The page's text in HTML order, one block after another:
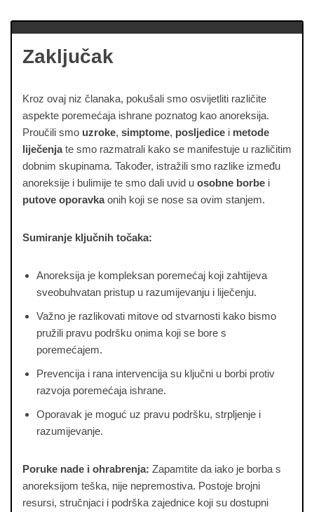
Zaključak
Kroz ovaj niz članaka, pokušali smo osvijetliti različite
aspekte poremećaja ishrane poznatog kao anoreksija.
Proučili smo uzroke, simptome, posljedice i metode
liječenjate smo razmatrali kako se manifestuje u različitim
dobnim skupinama. Također, istražili smo razlike između
anoreksije i bulimije te smo dali uvid u osobne borbe i
putove oporavkaonih koji se nose sa ovim stanjem.
Sumiranje ključnih točaka:
Anoreksija je kompleksan poremećaj koji zahtijeva
sveobuhvatan pristup u razumijevanju i liječenju.
Važno je razlikovati mitove od stvarnosti kako bismo
pružili pravu podršku onima koji se bore s
poremećajem.
Prevencija i rana intervencija su ključni u borbi protiv
razvoja poremećaja ishrane.
Oporavak je moguć uz pravu podršku, strpljenje i
razumijevanje.
Poruke nade i ohrabrenja: Zapamtite da iako je borba s
anoreksijom teška, nije nepremostiva. Postoje brojni
resursi, stručnjaci i podrška zajednice koji su dostupni